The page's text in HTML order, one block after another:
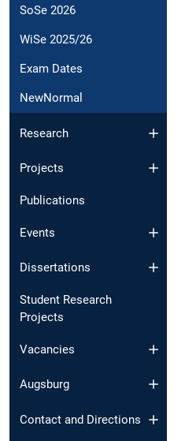
SoSe 2026
WiSe 2025/26
Exam Dates
NewNormal
Research
Projects
Publications
Events
Dissertations
Student Research
Projects
Vacancies
Augsburg
Contact and Directions